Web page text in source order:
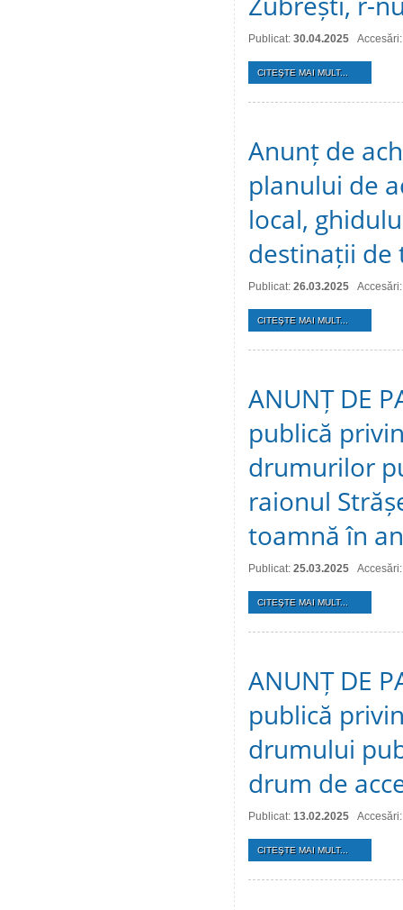
Publicat: 30.04.2025
CITEŞTE MAI MULT...
Anunț de
planului de
local,
destinații de
Publicat: 26.03.2025
CITEŞTE MAI MULT...
ANUNȚ DE
publică
drumurilor
raionul
toamnă în
Publicat: 25.03.2025
CITEŞTE MAI MULT...
ANUNȚ DE
publică
drumului
drum de
Publicat: 13.02.2025
CITEŞTE MAI MULT...